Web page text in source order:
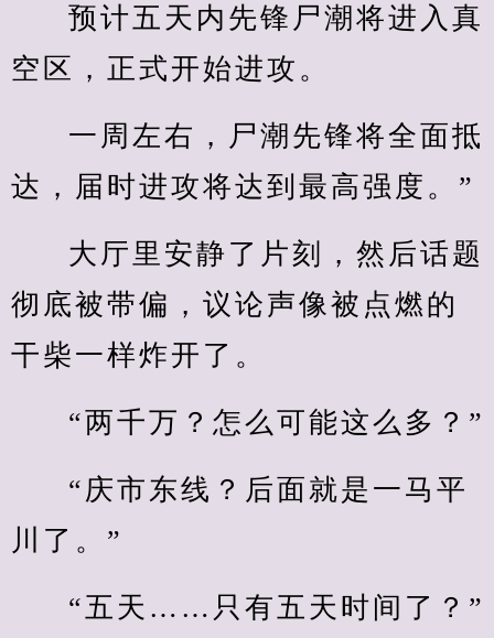
预计五天内先锋尸潮将进入真
空区，正式开始进攻。
一周左右，尸潮先锋将全面抵
达，届时进攻将达到最高强度。”
大厅里安静了片刻，然后话题
彻底被带偏，议论声像被点燃的
干柴一样炸开了。
“两千万？怎么可能这么多？”
“庆市东线？后面就是一马平
川了。”
“五天……只有五天时间了？”